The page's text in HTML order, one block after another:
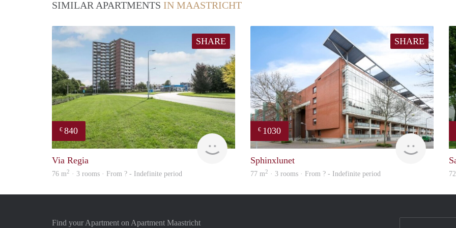
SIMILAR APARTMENTS IN MAASTRICHT
SHARE
€ 840
rent
Via Regia
76 m2 · 3 rooms · From ? - Indefinite period
SHARE
€ 1030
finder
Sphinxlunet
77 m2 · 3 rooms · From ? - Indefinite period
Find your Apartment on Apartment Maastricht